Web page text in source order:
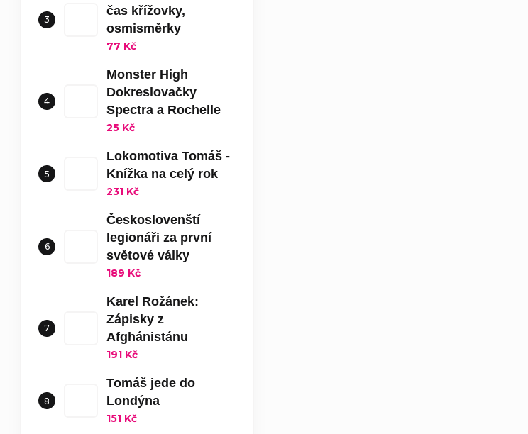
čas křížovky,
osmisměrky
77 Kč
Monster High
Dokreslovačky
Spectra a Rochelle
25 Kč
Lokomotiva Tomáš -
Knížka na celý rok
231 Kč
Českoslovenští
legionáři za první
světové války
189 Kč
Karel Rožánek:
Zápisky z
Afghánistánu
191 Kč
Tomáš jede do
Londýna
151 Kč